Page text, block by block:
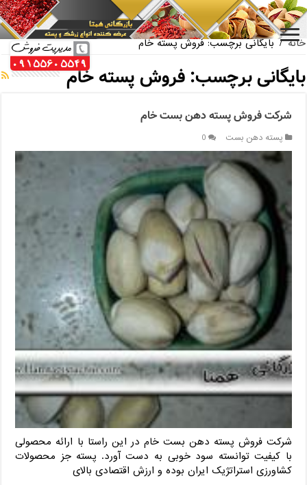
بازار فروش پسته اکبری بسته بندی
خانه / بایگانی برچسب: فروش پسته خام
بایگانی برچسب:فروش پسته خام
شرکت فروش پسته دهن بست خام
پسته دهن بست 0
شرکت فروش پسته دهن بست خام در این راستا با ارائه محصولی
با کیفیت توانسته سود خوبی به دست آورد. پسته جز محصولات
کشاورزی استراتژیک ایران بوده و ارزش اقتصادی بالای